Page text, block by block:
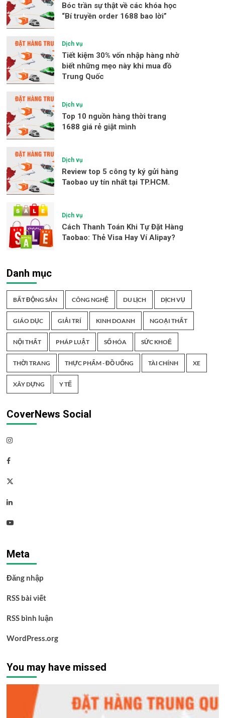
Bóc trần sự thật về các khóa học
“Bí truyền order 1688 bao lời”
Dịch vụ
Tiết kiệm 30% vốn nhập hàng nhờ
biết những mẹo này khi mua đồ
Trung Quốc
Dịch vụ
Top 10 nguồn hàng thời trang
1688 giá rẻ giật mình
Dịch vụ
Review top 5 công ty ký gửi hàng
Taobao uy tín nhất tại TP.HCM.
Dịch vụ
Cách Thanh Toán Khi Tự Đặt Hàng
Taobao: Thẻ Visa Hay Ví Alipay?
Danh mục
BẤT ĐỘNG SẢN CÔNG NGHỆ DU LỊCH DỊCH VỤ
GIÁO DỤC GIẢI TRÍ KINH DOANH NGOẠI THẤT
NỘI THẤT PHÁP LUẬT SỐ HÓA SỨC KHOẺ
THỜI TRANG THỰC PHẨM - ĐỒ UỐNG TÀI CHÍNH XE
XÂY DỰNG Y TẾ
CoverNews Social
Instagram
Facebook
Twitter
Linkedin
Youtube
Meta
Đăng nhập
RSS bài viết
RSS bình luận
WordPress.org
You may have missed